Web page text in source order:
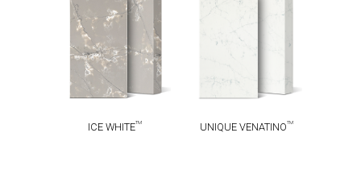
ICE WHITE TM
ICE WHITETM UNIQUE VENATINOTM